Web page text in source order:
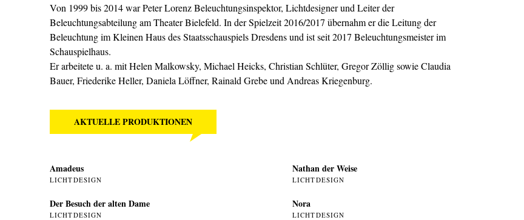
Von 1999 bis 2014 war Peter Lorenz Beleuchtungsinspektor, Lichtdesigner und Leiter der
Beleuchtungsabteilung am Theater Bielefeld. In der Spielzeit 2016/2017 übernahm er die Leitung der
Beleuchtung im Kleinen Haus des Staatsschauspiels Dresdens und ist seit 2017 Beleuchtungsmeister im
Schauspielhaus.
Er arbeitete u. a. mit Helen Malkowsky, Michael Heicks, Christian Schlüter, Gregor Zöllig sowie Claudia
Bauer, Friederike Heller, Daniela Löffner, Rainald Grebe und Andreas Kriegenburg.
AKTUELLE PRODUKTIONEN
Amadeus
LICHTDESIGN
Der Besuch der alten Dame
LICHTDESIGN
Nathan der Weise
LICHTDESIGN
Nora
LICHTDESIGN